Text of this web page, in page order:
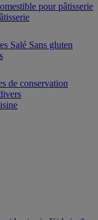
pour pâtisserie
Salé Sans gluten
de conservation